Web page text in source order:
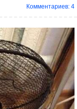
Комментариев: 4